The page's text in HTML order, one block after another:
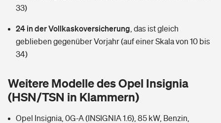
Hochwasser-Check: Wie gefährdet ist Ihr Haus?
Wer versichert was: Jetzt Versicherer finden
Sie haben Fragen?
Handyversicherung
Private Cyberversicherung
Musikinstrumentenversicherung
Zur Übersicht
Wer versichert was: Jetzt Versicherer finden
Sie haben Fragen?
Rentenrechner: Wie viel Geld bekomme ich im Alter?
33)
24 in der Vollkaskoversicherung das ist gleich
geblieben gegenüber Vorjahr (auf einer Skala von 10 bis
34)
Weitere Modelle des Opel Insignia
(HSN/TSN in Klammern)
Opel Insignia, 0G-A (INSIGNIA 1.6), 85 kW, Benzin,